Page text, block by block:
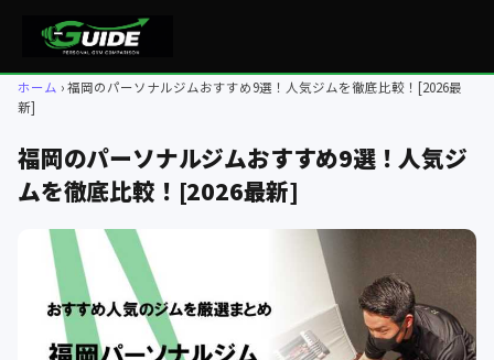
ホーム
福岡のパーソナルジムおすすめ9選！人気ジムを徹底比較！[2026最
新]
福岡のパーソナルジムおすすめ9選！人気ジ
ムを徹底比較！[2026最新]